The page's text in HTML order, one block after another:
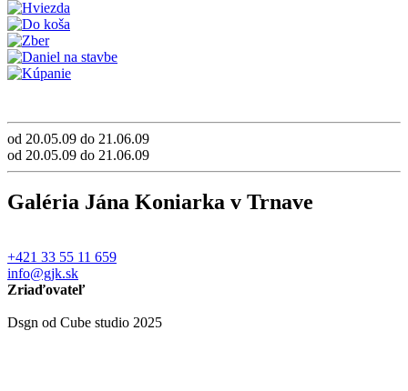
od 20.05.09 do 21.06.09
od 20.05.09 do 21.06.09
Galéria Jána Koniarka v Trnave
+421 33 55 11 659
info@gjk.sk
Zriaďovateľ
Dsgn od Cube studio 2025